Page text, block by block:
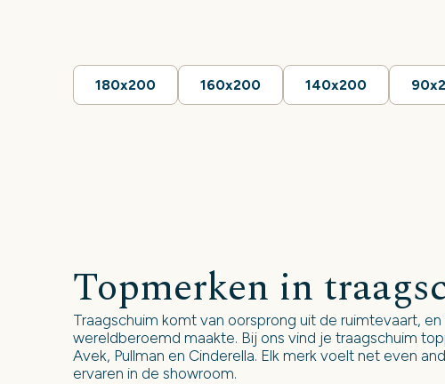
180x200 160x200 140x200
Topmerken in
Traagschuim komt van oorsprong uit de ruimtevaart,
wereldberoemd maakte. Bij ons vind je traagschuim
Avek, Pullman en Cinderella. Elk merk voelt net even
ervaren in de showroom.